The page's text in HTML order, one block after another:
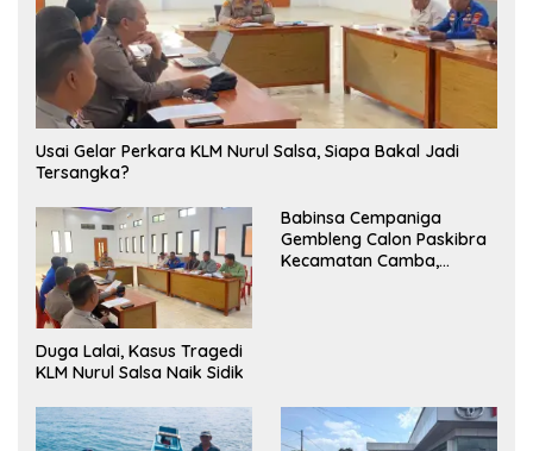
‎Usai Gelar Perkara KLM Nurul Salsa, Siapa Bakal Jadi
Tersangka?
Duga Lalai, Kasus Tragedi
KLM Nurul Salsa Naik Sidik
Babinsa Cempaniga
Gembleng Calon Paskibra
Kecamatan Camba,